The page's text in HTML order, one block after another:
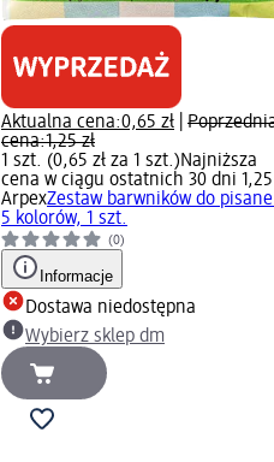
Aktualna cena:0,65 zł
cena:1,25 zł
1 szt. (0,65 zł za 1 szt.)Najniższa
cena w ciągu ostatnich 30 dni 1,25
ArpexZestaw barwników do
5 kolorów, 1 szt.
(0)
Informacje
Dostawa niedostępna
Wybierz sklep dm